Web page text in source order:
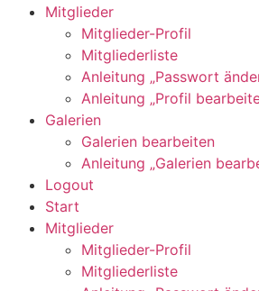
Mitglieder
Mitglieder-Profil
Mitgliederliste
Anleitung „Passwort
Anleitung „Profil
Galerien
Galerien bearbeiten
Anleitung „Galerien
Logout
Start
Mitglieder
Mitglieder-Profil
Mitgliederliste